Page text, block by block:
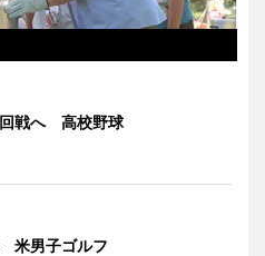
戦へ 高校野球
米男子ゴルフ